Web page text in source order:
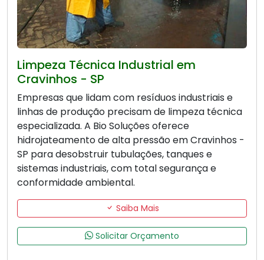
Limpeza Técnica Industrial em
Cravinhos - SP
Empresas que lidam com resíduos industriais e
linhas de produção precisam de limpeza técnica
especializada. A Bio Soluções oferece
hidrojateamento de alta pressão em Cravinhos -
SP para desobstruir tubulações, tanques e
sistemas industriais, com total segurança e
conformidade ambiental.
Saiba Mais
Solicitar Orçamento